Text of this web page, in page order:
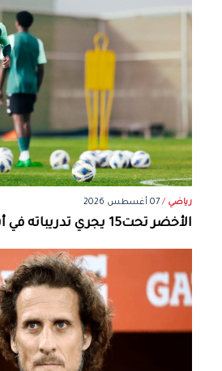
رياضي /07 أغسطس 2026
الأخضر تحت15 يجري تدريباته في أبها